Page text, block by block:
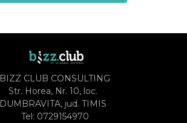
BIZZ CLUB CONSULTING
Str. Horea, Nr. 10, loc.
DUMBRAVITA, jud. TIMIS
Tel: 0729154970